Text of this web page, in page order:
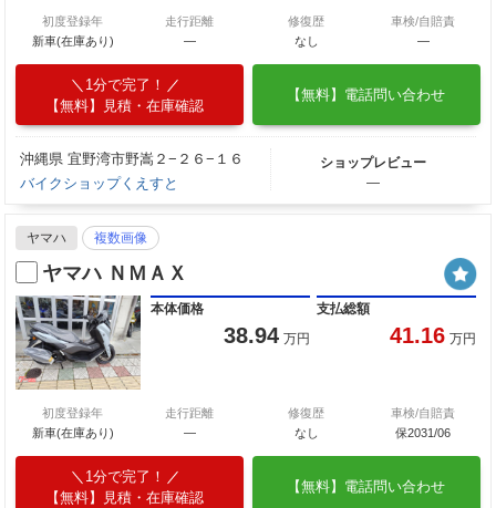
初度登録年
新車(在庫あり)
走行距離
―
修復歴
なし
車検/自賠責
―
1分で完了！
【無料】見積・在庫確認
【無料】電話問い合わせ
沖縄県 宜野湾市野嵩２−２６−１６
バイクショップくえすと
ショップレビュー
―
ヤマハ 複数画像
ヤマハ ＮＭＡＸ
本体価格
38.94 万円
支払総額
41.16 万円
初度登録年
新車(在庫あり)
走行距離
―
修復歴
なし
車検/自賠責
保2031/06
1分で完了！
【無料】見積・在庫確認
【無料】電話問い合わせ